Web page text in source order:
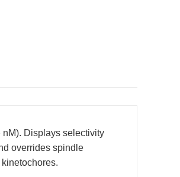
Displays selectivity
overrides spindle